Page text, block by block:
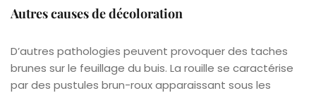
Autres causes de décoloration
D’autres pathologies peuvent provoquer des taches
brunes sur le feuillage du buis. La rouille se caractérise
par des pustules brun-roux apparaissant sous les